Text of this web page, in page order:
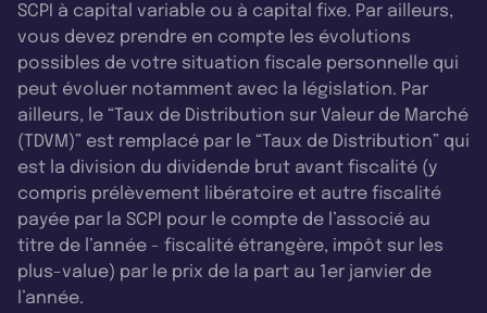
SCPI à capital variable ou à capital fixe. Par ailleurs,
vous devez prendre en compte les évolutions
possibles de votre situation fiscale personnelle qui
peut évoluer notamment avec la législation. Par
ailleurs, le “Taux de Distribution sur Valeur de Marché
(TDVM)” est remplacé par le “Taux de Distribution” qui
est la division du dividende brut avant fiscalité (y
compris prélèvement libératoire et autre fiscalité
payée par la SCPI pour le compte de l’associé au
titre de l’année - fiscalité étrangère, impôt sur les
plus-value) par le prix de la part au 1er janvier de
l’année.